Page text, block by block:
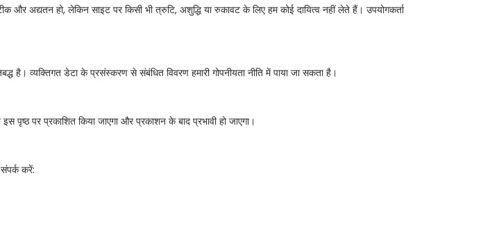
और अद्यतन हो, लेकिन साइट पर किसी भी त्रुटि, अशुद्धि या रुकावट के लिए हम कोई दायित्व नहीं लेते हैं। उपयोगकर्ता
है। व्यक्तिगत डेटा के प्रसंस्करण से संबंधित विवरण हमारी गोपनीयता नीति में पाया जा सकता है।
पृष्ठ पर प्रकाशित किया जाएगा और प्रकाशन के बाद प्रभावी हो जाएगा।
करें: